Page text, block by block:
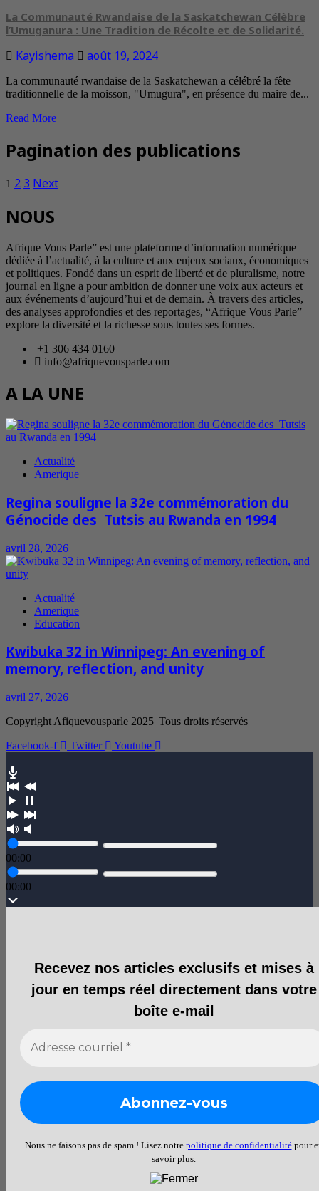
La Communauté Rwandaise de la Saskatchewan Célèbre
l’Umuganura : Une Tradition de Récolte et de Solidarité.
Kayishema août 19, 2024
La communauté rwandaise de la Saskatchewan a célébré la fête
traditionnelle de la moisson, "Umugura", en présence du maire de...
Read More
Pagination des publications
1 2 3 Next
NOUS
Afrique Vous Parle” est une plateforme d’information numérique
dédiée à l’actualité, à la culture et aux enjeux sociaux, économiques
et politiques. Fondé dans un esprit de liberté et de pluralisme, notre
journal en ligne a pour ambition de donner une voix aux acteurs et
aux événements d’aujourd’hui et de demain. À travers des articles,
des analyses approfondies et des reportages, “Afrique Vous Parle”
explore la diversité et la richesse sous toutes ses formes.
+1 306 434 0160
info@afriquevousparle.com
A LA UNE
Actualité
Amerique
Regina souligne la 32e commémoration du
Génocide des Tutsis au Rwanda en 1994
avril 28, 2026
Actualité
Amerique
Education
Kwibuka 32 in Winnipeg: An evening of
memory, reflection, and unity
avril 27, 2026
Copyright Afiquevousparle 2025| Tous droits réservés
Facebook-f
Twitter Youtube
00:00
00:00
Recevez nos articles exclusifs et mises à
jour en temps réel directement dans votre
boîte e-mail
Nous ne faisons pas de spam ! Lisez notre politique de confidentialitépour
savoir plus.